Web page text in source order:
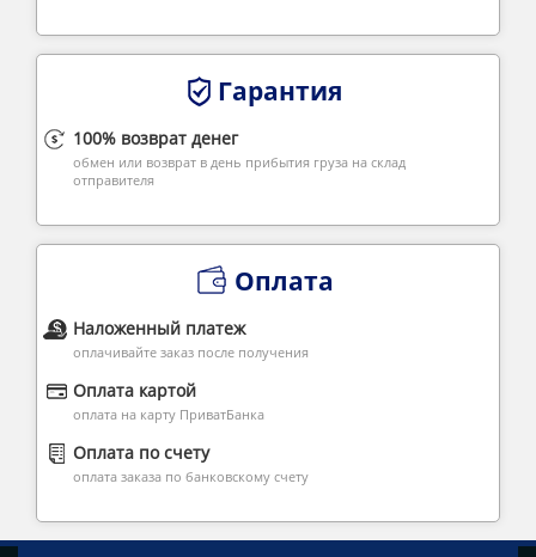
Гарантия
100% возврат денег
обмен или возврат в день прибытия груза на склад
отправителя
Оплата
Наложенный платеж
оплачивайте заказ после получения
Оплата картой
оплата на карту ПриватБанка
Оплата по счету
оплата заказа по банковскому счету